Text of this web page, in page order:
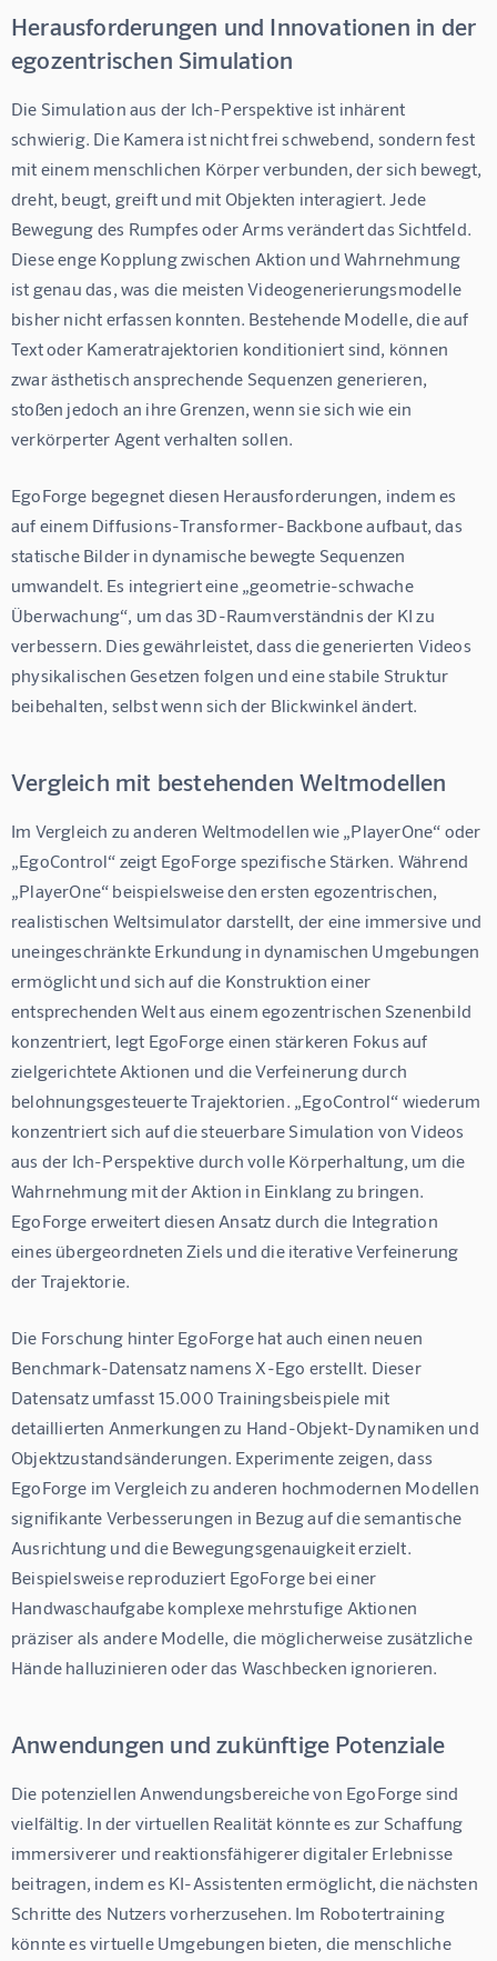
Herausforderungen und Innovationen in der
egozentrischen Simulation
Die Simulation aus der Ich-Perspektive ist inhärent
schwierig. Die Kamera ist nicht frei schwebend, sondern fest
mit einem menschlichen Körper verbunden, der sich bewegt,
dreht, beugt, greift und mit Objekten interagiert. Jede
Bewegung des Rumpfes oder Arms verändert das Sichtfeld.
Diese enge Kopplung zwischen Aktion und Wahrnehmung
ist genau das, was die meisten Videogenerierungsmodelle
bisher nicht erfassen konnten. Bestehende Modelle, die auf
Text oder Kameratrajektorien konditioniert sind, können
zwar ästhetisch ansprechende Sequenzen generieren,
stoßen jedoch an ihre Grenzen, wenn sie sich wie ein
verkörperter Agent verhalten sollen.
EgoForge begegnet diesen Herausforderungen, indem es
auf einem Diffusions-Transformer-Backbone aufbaut, das
statische Bilder in dynamische bewegte Sequenzen
umwandelt. Es integriert eine „geometrie-schwache
Überwachung“, um das 3D-Raumverständnis der KI zu
verbessern. Dies gewährleistet, dass die generierten Videos
physikalischen Gesetzen folgen und eine stabile Struktur
beibehalten, selbst wenn sich der Blickwinkel ändert.
Vergleich mit bestehenden Weltmodellen
Im Vergleich zu anderen Weltmodellen wie „PlayerOne“ oder
„EgoControl“ zeigt EgoForge spezifische Stärken. Während
„PlayerOne“ beispielsweise den ersten egozentrischen,
realistischen Weltsimulator darstellt, der eine immersive und
uneingeschränkte Erkundung in dynamischen Umgebungen
ermöglicht und sich auf die Konstruktion einer
entsprechenden Welt aus einem egozentrischen Szenenbild
konzentriert, legt EgoForge einen stärkeren Fokus auf
zielgerichtete Aktionen und die Verfeinerung durch
belohnungsgesteuerte Trajektorien. „EgoControl“ wiederum
konzentriert sich auf die steuerbare Simulation von Videos
aus der Ich-Perspektive durch volle Körperhaltung, um die
Wahrnehmung mit der Aktion in Einklang zu bringen.
EgoForge erweitert diesen Ansatz durch die Integration
eines übergeordneten Ziels und die iterative Verfeinerung
der Trajektorie.
Die Forschung hinter EgoForge hat auch einen neuen
Benchmark-Datensatz namens X-Ego erstellt. Dieser
Datensatz umfasst 15.000 Trainingsbeispiele mit
detaillierten Anmerkungen zu Hand-Objekt-Dynamiken und
Objektzustandsänderungen. Experimente zeigen, dass
EgoForge im Vergleich zu anderen hochmodernen Modellen
signifikante Verbesserungen in Bezug auf die semantische
Ausrichtung und die Bewegungsgenauigkeit erzielt.
Beispielsweise reproduziert EgoForge bei einer
Handwaschaufgabe komplexe mehrstufige Aktionen
präziser als andere Modelle, die möglicherweise zusätzliche
Hände halluzinieren oder das Waschbecken ignorieren.
Anwendungen und zukünftige Potenziale
Die potenziellen Anwendungsbereiche von EgoForge sind
vielfältig. In der virtuellen Realität könnte es zur Schaffung
immersiverer und reaktionsfähigerer digitaler Erlebnisse
beitragen, indem es KI-Assistenten ermöglicht, die nächsten
Schritte des Nutzers vorherzusehen. Im Robotertraining
könnte es virtuelle Umgebungen bieten, die menschliche